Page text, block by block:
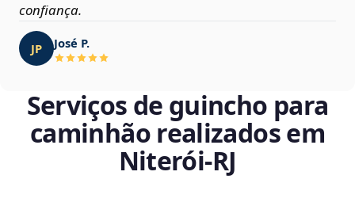
confiança.
JP José P.
Serviços de guincho para
caminhão realizados em
Niterói‑RJ